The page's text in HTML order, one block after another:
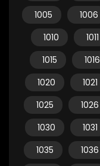
1005
1006
1010
1011
1015
1016
1020
1021
1025
1026
1030
1031
1035
1036